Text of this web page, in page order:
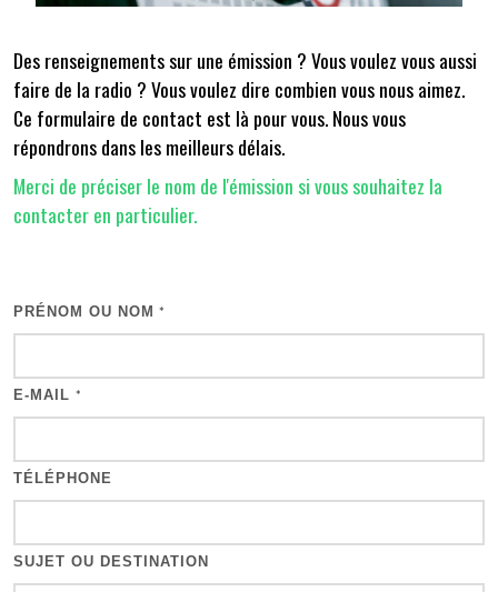
Des renseignements sur une émission ? Vous voulez vous aussi
faire de la radio ? Vous voulez dire combien vous nous aimez.
Ce formulaire de contact est là pour vous. Nous vous
répondrons dans les meilleurs délais.
Merci de préciser le nom de l'émission si vous souhaitez la
contacter en particulier.
PRÉNOM OU NOM *
E-MAIL *
TÉLÉPHONE
SUJET OU DESTINATION